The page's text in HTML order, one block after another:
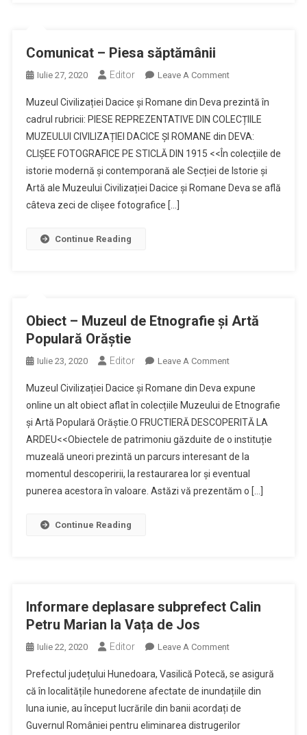
Comunicat – Piesa săptămânii
Iulie 27, 2020 Editor Leave A CommentOn
–
Piesa
Săptămânii
Muzeul Civilizației Dacice și Romane din Deva prezintă în
cadrul rubricii: PIESE REPREZENTATIVE DIN COLECȚIILE
MUZEULUI CIVILIZAȚIEI DACICE ȘI ROMANE din DEVA:
CLIȘEE FOTOGRAFICE PE STICLĂ DIN 1915 <<În colecțiile de
istorie modernă și contemporană ale Secției de Istorie și
Artă ale Muzeului Civilizației Dacice și Romane Deva se află
câteva zeci de clișee fotografice […]
Continue Reading
Obiect – Muzeul de Etnografie și Artă
Populară Orăștie
Iulie 23, 2020 Editor Leave A CommentOn
–
Muzeul
De
Etnografie
Și
Artă
Populară
Muzeul Civilizației Dacice și Romane din Deva expune
online un alt obiect aflat în colecțiile Muzeului de Etnografie
și Artă Populară Orăștie.O FRUCTIERĂ DESCOPERITĂ LA
ARDEU<<Obiectele de patrimoniu găzduite de o instituție
muzeală uneori prezintă un parcurs interesant de la
momentul descoperirii, la restaurarea lor și eventual
punerea acestora în valoare. Astăzi vă prezentăm o […]
Continue Reading
Informare deplasare subprefect Calin
Petru Marian la Vața de Jos
Iulie 22, 2020 Editor Leave A CommentOn
Deplasare
Subprefect
Calin
Petru
Prefectul județului Hunedoara, Vasilică Potecă, se asigură
că în localitățile hunedorene afectate de inundațiile din
luna iunie, au început lucrările din banii acordați de
Guvernul României pentru eliminarea distrugerilor